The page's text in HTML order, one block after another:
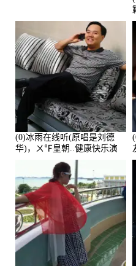
(0)冰雨在线听(原唱是刘德
华)，ㄨ℉皇朝..健康快乐演